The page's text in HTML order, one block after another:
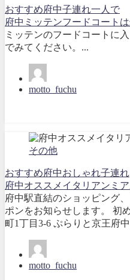
おすすめ府中子連れ一人で
府中ミッテンフードコート
ミッテンのフードコートに
でみてください。...
motto_fuchu
その他
おすすめ府中おしゃれ子連れ
府中オススメイタリアンミ
府中駅直結のショッピング
ポンをお知らせします。 初
町1丁目3-6 ぷらりと京王府
motto_fuchu